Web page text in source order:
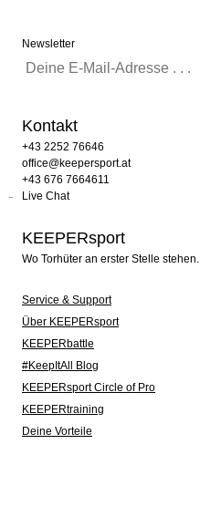
Newsletter
Kontakt
+43 2252 76646
office@keepersport.at
+43 676 7664611
Live Chat
KEEPERsport
Wo Torhüter an erster Stelle stehen.
Service & Support
Über KEEPERsport
KEEPERbattle
#KeepItAll Blog
KEEPERsport Circle of Pro
KEEPERtraining
Deine Vorteile